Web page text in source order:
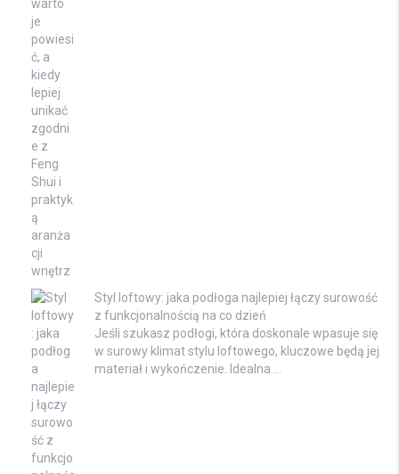
Styl loftowy: jaka podłoga najlepiej łączy surowość
z funkcjonalnością na co dzień
Jeśli szukasz podłogi, która doskonale wpasuje się
w surowy klimat stylu loftowego, kluczowe będą jej
materiał i wykończenie. Idealna …